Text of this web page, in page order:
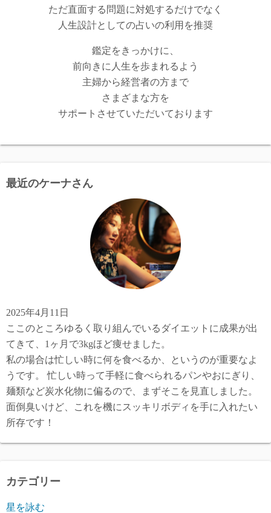
ただ直面する問題に対処するだけでなく
人生設計としての占いの利用を推奨
鑑定をきっかけに、
前向きに人生を歩まれるよう
主婦から経営者の方まで
さまざまな方を
サポートさせていただいております
最近のケーナさん
2025年4月11日
ここのところゆるく取り組んでいるダイエットに成果が出
てきて、1ヶ月で3kgほど痩せました。
私の場合は忙しい時に何を食べるか、というのが重要なよ
うです。 忙しい時って手軽に食べられるパンやおにぎり、
麺類など炭水化物に偏るので、まずそこを見直しました。
面倒臭いけど、これを機にスッキリボディを手に入れたい
所存です！
カテゴリー
星を詠む